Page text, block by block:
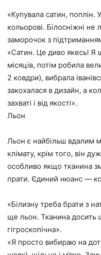
«Купувала сатин, поплін.
кольорові. Білосніжні
заморочок з
«Сатин. Це диво якесь! Я
місяців, потім робила
2 ковдри), вибрала
закохалася в дизайн, а
захваті і від якості».
Льон
Льон є найбільш вдалим
клімату, крім того, він
особливо якщо тканина
прати. Єдиний нюанс —
«Білизну треба брати з
ще льон. Тканина досить
гігроскопічна».
«Я просто вибираю на